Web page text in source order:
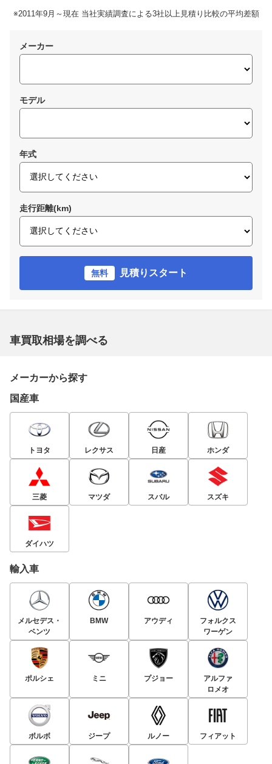
※2011年9月～現在 当社実績調査による3社以上見積り比較の平均差額
メーカー
モデル
年式
走行距離(km)
無料 見積りスタート
車買取相場を調べる
メーカーから探す
国産車
トヨタ レクサス 日産 ホンダ
三菱 マツダ スバル スズキ
ダイハツ
輸入車
メルセデス・
ベンツ
BMW アウディ
フォルクス
ワーゲン
ポルシェ ミニ プジョー
アルファ
ロメオ
ボルボ ジープ ルノー フィアット